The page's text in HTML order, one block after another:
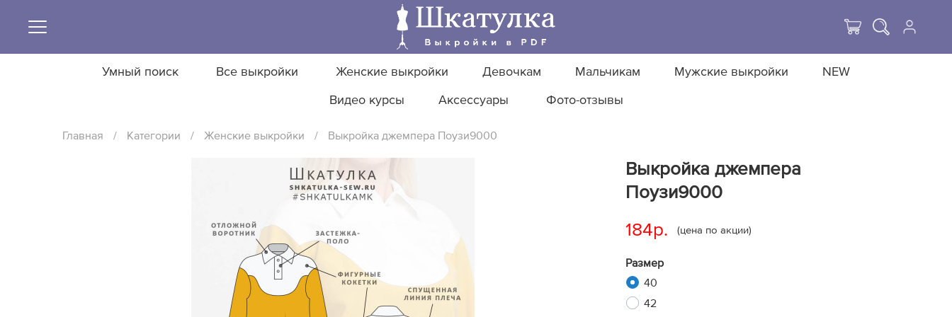
Умный поиск Все выкройки Женские выкройки Девочкам Мальчикам Мужские выкройки NEW
Видео курсы Аксессуары Фото-отзывы
Главная / Категории / Женские выкройки / Выкройка джемпера Поузи9000
Выкройка джемпера
Поузи9000
184р. (цена по акции)
Размер
40
42